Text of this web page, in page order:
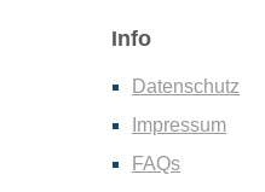
Info
Datenschutz
Impressum
FAQs